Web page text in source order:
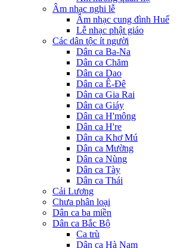
Âm nhạc nghi lễ
Âm nhạc cung đình Huế
Lễ nhạc phật giáo
Các dân tộc ít người
Dân ca Ba-Na
Dân ca Chăm
Dân ca Dao
Dân ca Ê-Đê
Dân ca Gia Rai
Dân ca Giáy
Dân ca H'mông
Dân ca H're
Dân ca Khơ Mú
Dân ca Mường
Dân ca Nùng
Dân ca Tày
Dân ca Thái
Cải Lương
Chưa phân loại
Dân ca ba miền
Dân ca Bắc Bộ
Ca trù
Dân ca Hà Nam